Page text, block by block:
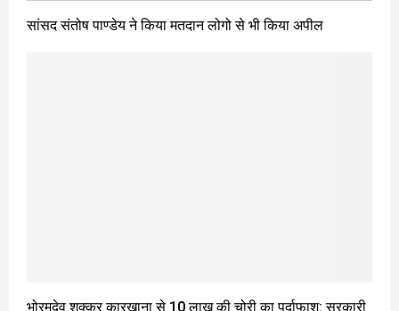
सांसद संतोष पाण्डेय ने किया मतदान लोगो से भी किया अपील
भोरमदेव शक्कर कारखाना से 10 लाख की चोरी का पर्दाफाश: सरकारी